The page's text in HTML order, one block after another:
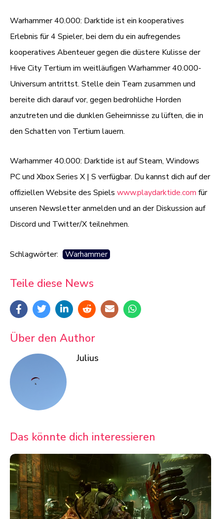
Warhammer 40.000: Darktide ist ein kooperatives
Erlebnis für 4 Spieler, bei dem du ein aufregendes
kooperatives Abenteuer gegen die düstere Kulisse der
Hive City Tertium im weitläufigen Warhammer 40.000-
Universum antrittst. Stelle dein Team zusammen und
bereite dich darauf vor, gegen bedrohliche Horden
anzutreten und die dunklen Geheimnisse zu lüften, die in
den Schatten von Tertium lauern.
Warhammer 40.000: Darktide ist auf Steam, Windows
PC und Xbox Series X | S verfügbar. Du kannst dich auf der
offiziellen Website des Spiels www.playdarktide.com für
unseren Newsletter anmelden und an der Diskussion auf
Discord und Twitter/X teilnehmen.
Schlagwörter: Warhammer
Teile diese News
Über den Author
Julius
Das könnte dich interessieren